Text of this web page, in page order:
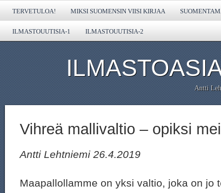
TERVETULOA! MIKSI SUOMENSIN VIISI KIRJAA
ILMASTOUUTISIA-1 ILMASTOUUTISIA-2
Antti
Vihreä mallivaltio – opiksi
Antti Lehtniemi 26.4.2019
Maapallollamme on yksi valtio, joka on jo